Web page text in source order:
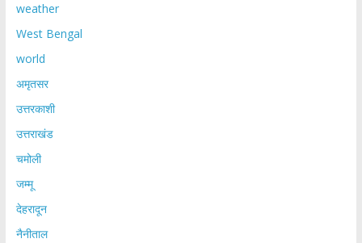
weather
West Bengal
world
अमृतसर
उत्तरकाशी
उत्तराखंड
चमोली
जम्मू
देहरादून
नैनीताल